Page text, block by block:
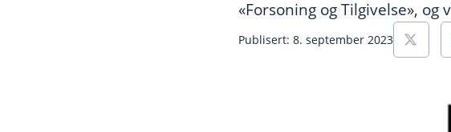
«Forsoning og Tilgivelse»,
Publisert: 8. september 2023